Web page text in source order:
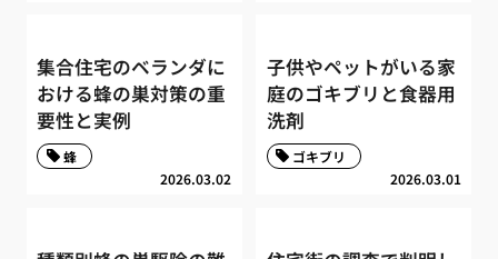
集合住宅のベランダに
おける蜂の巣対策の重
要性と実例
2026.03.02
蜂
子供やペットがいる家
庭のゴキブリと食器用
洗剤
2026.03.01
ゴキブリ